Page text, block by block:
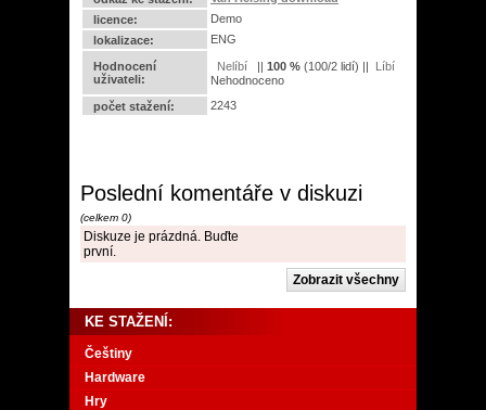
licence:
Demo
lokalizace:
ENG
Hodnocení
uživateli:
|| 100 % (100/2 lidí) ||
Nehodnoceno
počet stažení:
2243
Poslední komentáře v diskuzi
(celkem 0)
Diskuze je prázdná. Buďte
první.
KE STAŽENÍ:
Češtiny
Hardware
Hry